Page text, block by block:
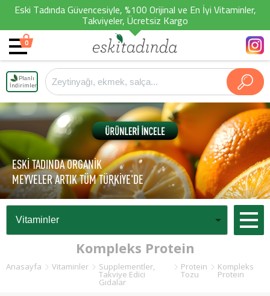
Eski Tadında Güvencesiyle, %100 Orijinal ve En İyi Vitaminler,
Takviyeler, Ücretsiz Kargo
0
Planlı
İndirimler
ESKİ TADINDA ORGANİK
MEYVELER ARTIK TÜM TÜRKİYE'DE
Kompleks Protein
Anasayfa Vitaminler Supplementler,
Takviye Edici
Gıdalar
Protein
Tozu
Kompleks
Protein